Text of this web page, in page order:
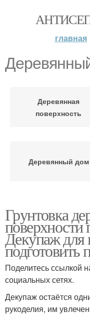
главная
Деревянная
поверхность
Деревянный дом
Грунтовка
поверхности
Декупаж
подготовить
Поделитесь ссылкой
социальных сетях.
Декупаж остаётся
рукоделия, им